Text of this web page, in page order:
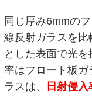
同じ厚み6mmの
線反射ガラスを比
とした表面で光
率はフロート板
ラスは、
日射侵